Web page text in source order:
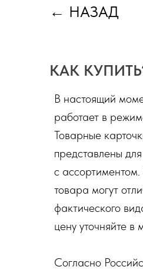
← НАЗАД
В настоящий
работает в
Товарные
представлены
с
товара могут
фактического
цену уточняйте в
Согласно
КАК